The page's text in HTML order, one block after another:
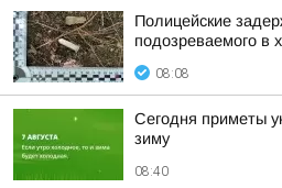
Полицейские
подозреваемого в
08:08
Сегодня приметы
зиму
08:40